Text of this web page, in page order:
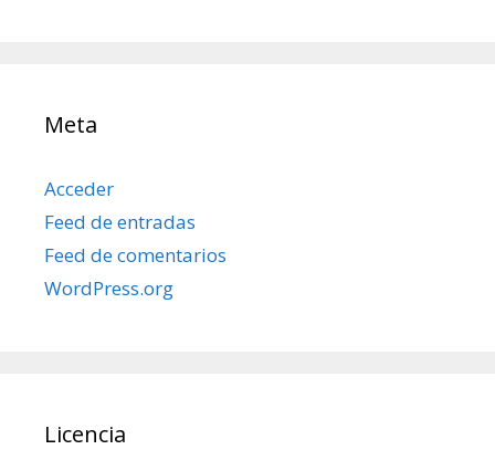
Meta
Acceder
Feed de entradas
Feed de comentarios
WordPress.org
Licencia